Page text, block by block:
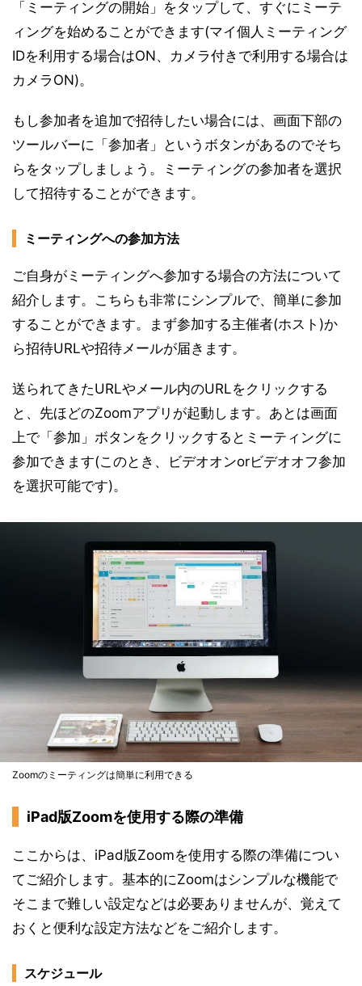
「ミーティングの開始」をタップして、すぐにミーテ
ィングを始めることができます(マイ個人ミーティング
IDを利用する場合はON、カメラ付きで利用する場合は
カメラON)。
もし参加者を追加で招待したい場合には、画面下部の
ツールバーに「参加者」というボタンがあるのでそち
らをタップしましょう。ミーティングの参加者を選択
して招待することができます。
ミーティングへの参加方法
ご自身がミーティングへ参加する場合の方法について
紹介します。こちらも非常にシンプルで、簡単に参加
することができます。まず参加する主催者(ホスト)か
ら招待URLや招待メールが届きます。
送られてきたURLやメール内のURLをクリックする
と、先ほどのZoomアプリが起動します。あとは画面
上で「参加」ボタンをクリックするとミーティングに
参加できます(このとき、ビデオオンorビデオオフ参加
を選択可能です)。
Zoomのミーティングは簡単に利用できる
iPad版Zoomを使用する際の準備
ここからは、iPad版Zoomを使用する際の準備につい
てご紹介します。基本的にZoomはシンプルな機能で
そこまで難しい設定などは必要ありませんが、覚えて
おくと便利な設定方法などをご紹介します。
スケジュール